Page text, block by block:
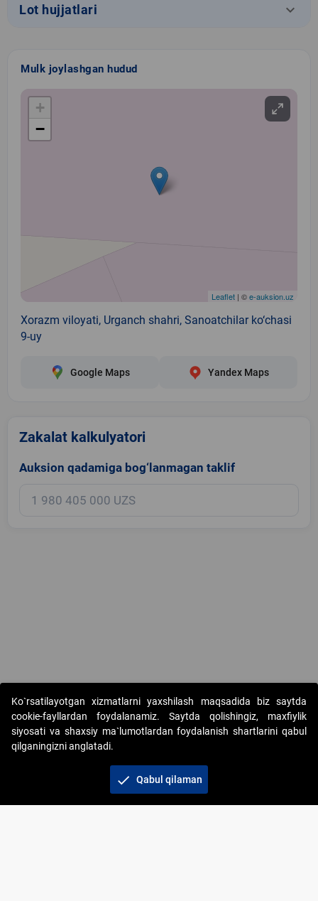
Lot hujjatlari keyboard_arrow_down
Mulk joylashgan hudud
+
−
Leaflet | ©e-auksion.uz
Xorazm viloyati, Urganch shahri, Sanoatchilar ko‘chasi
9-uy
Google Maps Yandex Maps
Zakalat kalkulyatori
Auksion qadamiga bog‘lanmagan taklif
Copyright © 2017-2026. "Elektron onlayn-auksionlarni tashkil etish"
AJ. Barcha huquqlar himoyalangan
+998 71 202-21-11
Ko`rsatilayotgan xizmatlarni yaxshilash maqsadida biz saytda
cookie-fayllardan foydalanamiz. Saytda qolishingiz, maxfiylik
siyosati va shaxsiy ma`lumotlardan foydalanish shartlarini qabul
qilganingizni anglatadi.
check Qabul qilaman